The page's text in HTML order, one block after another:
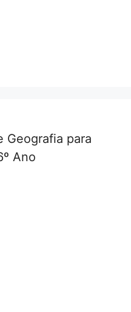
Geografia para
Ano